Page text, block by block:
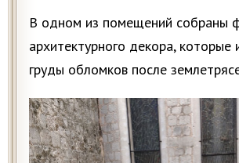
В одном из помещений собраны
архитектурного декора, которые
груды обломков после